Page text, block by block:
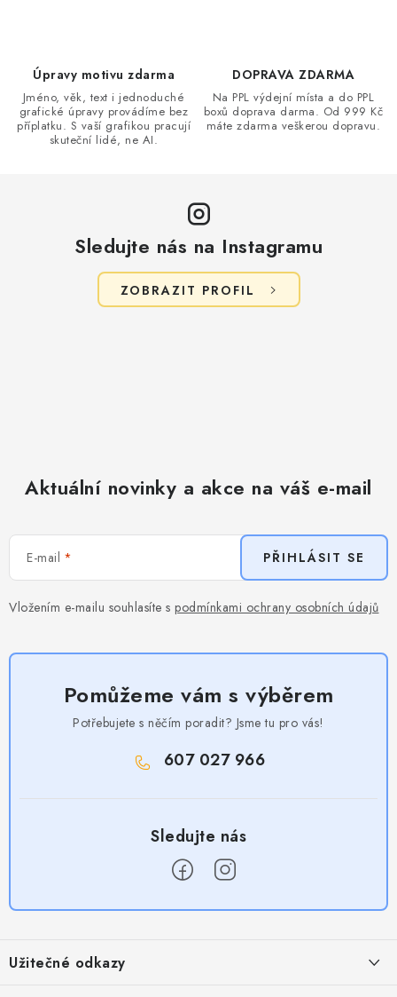
y
Úpravy motivu zdarma
Jméno, věk, text i jednoduché
grafické úpravy provádíme bez
příplatku. S vaší grafikou pracují
skuteční lidé, ne AI.
DOPRAVA ZDARMA
Na PPL výdejní místa a do PPL
boxů doprava darma. Od 999 Kč
máte zdarma veškerou dopravu.
Sledujte nás na Instagramu
ZOBRAZIT PROFIL
Aktuální novinky a akce na váš e-mail
E-mail
Vložením e-mailu souhlasíte s podmínkami ochrany osobních údajů
PŘIHLÁSIT SE
Pomůžeme vám s výběrem
Potřebujete s něčím poradit? Jsme tu pro vás!
607 027 966
pUžitečné odkazy